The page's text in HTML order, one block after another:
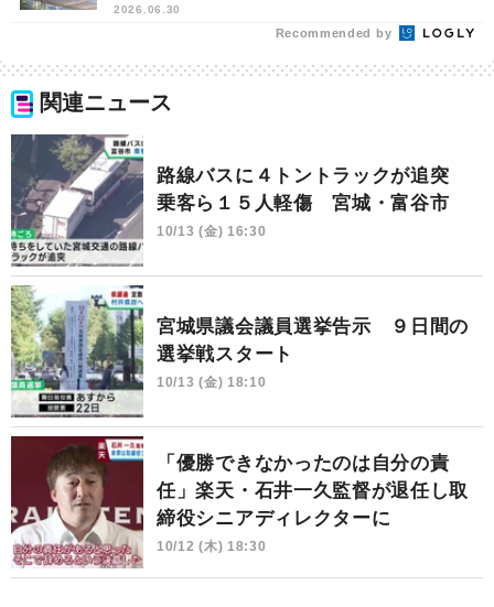
2026.06.30
Recommended by
関連ニュース
路線バスに４トントラックが追突
乗客ら１５人軽傷 宮城・富谷市
10/13 (金) 16:30
宮城県議会議員選挙告示 ９日間の
選挙戦スタート
10/13 (金) 18:10
「優勝できなかったのは自分の責
任」楽天・石井一久監督が退任し取
締役シニアディレクターに
10/12 (木) 18:30